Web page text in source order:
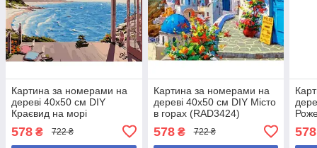
Картина за номерами на
дереві 40х50 см DIY
Краєвид на морі
578 ₴ 722 ₴
Картина за номерами на
дереві 40х50 см DIY Місто
в горах (RAD3424)
578₴ 722 ₴ 578